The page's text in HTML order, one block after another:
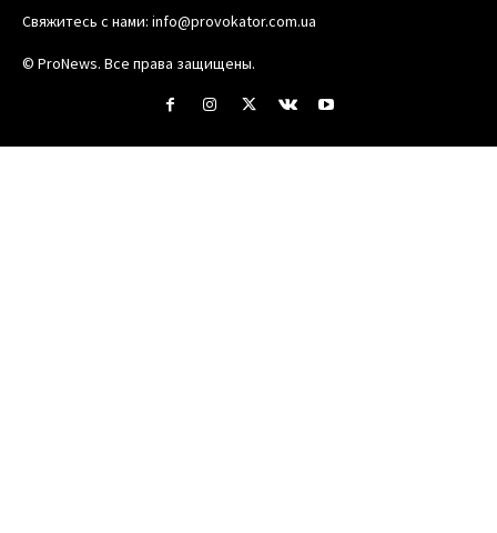
Свяжитесь с нами: info@provokator.com.ua
© ProNews. Все права защищены.